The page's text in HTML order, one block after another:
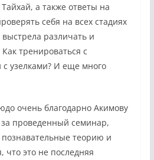
а также ответы на
себя на всех стадиях
различать и
тренироваться с
узелками? И еще много
очень благодарно Акимову
проведенный семинар,
теорию и
что это не последняя